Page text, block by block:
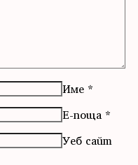
Име *
Е-поща *
Уеб сайт